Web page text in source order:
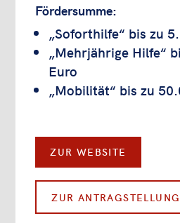
Fördersumme:
„Soforthilfe“ bis zu
„Mehrjährige Hilfe“
Euro
„Mobilität“ bis zu
ZUR WEBSITE
ZUR ANTRAGSTELLUNG